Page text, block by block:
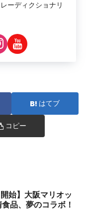
ーディクショナリ
はてブ
コピー
始】大阪マリオッ
品、夢のコラボ！